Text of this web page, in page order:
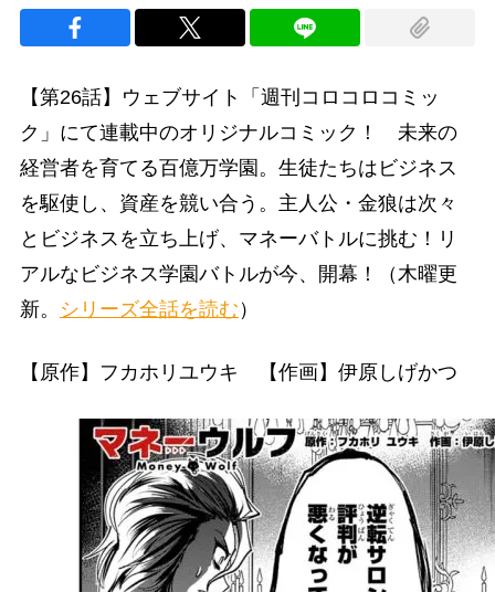
【第26話】ウェブサイト「週刊コロコロコミッ
ク」にて連載中のオリジナルコミック！ 未来の
経営者を育てる百億万学園。生徒たちはビジネス
を駆使し、資産を競い合う。主人公・金狼は次々
とビジネスを立ち上げ、マネーバトルに挑む！リ
アルなビジネス学園バトルが今、開幕！（木曜更
新。
シリーズ全話を読む ）
【原作】フカホリユウキ 【作画】伊原しげかつ